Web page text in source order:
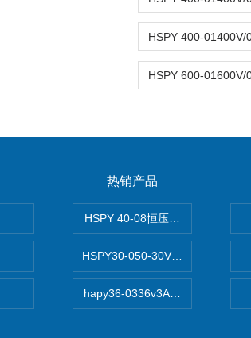
热销产品
HSPY 40-08恒压恒流恒功率电源
HSPY30-050-30V/-05A可调直流
hapy36-0336v3A高精度小型可编